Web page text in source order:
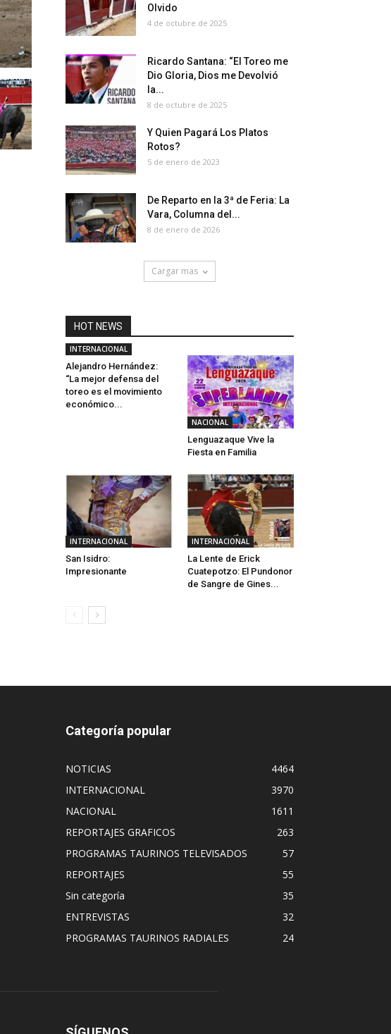
Olvido
4 de octubre de 2025
Ricardo Santana: “El Toreo me
Dio Gloria, Dios me Devolvió
la...
8 de octubre de 2025
Y Quien Pagará Los Platos
Rotos?
5 de enero de 2023
De Reparto en la 3ª de Feria: La
Vara, Columna del...
8 de enero de 2026
Cargar mas
HOT NEWS
INTERNACIONAL
Alejandro Hernández:
“La mejor defensa del
toreo es el movimiento
económico...
NACIONAL
Lenguazaque Vive la
Fiesta en Familia
INTERNACIONAL
San Isidro:
Impresionante
INTERNACIONAL
La Lente de Erick
Cuatepotzo: El Pundonor
de Sangre de Gines...
Categoría popular
NOTICIAS
4464
INTERNACIONAL
3970
NACIONAL
1611
REPORTAJES GRAFICOS
263
PROGRAMAS TAURINOS TELEVISADOS
57
REPORTAJES
55
Sin categoría
35
ENTREVISTAS
32
PROGRAMAS TAURINOS RADIALES
24